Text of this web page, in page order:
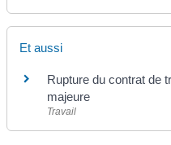
Et aussi
Rupture du contrat de
majeure
Travail